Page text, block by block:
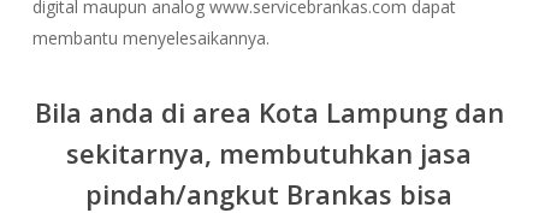
digital maupun analog www.servicebrankas.com dapat
membantu menyelesaikannya.
Bila anda di area Kota Lampung dan
sekitarnya, membutuhkan jasa
pindah/angkut Brankas bisa